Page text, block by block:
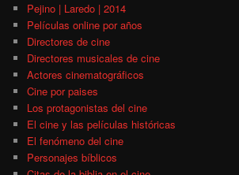
Pejino | Laredo | 2014
Películas online por años
Directores de cine
Directores musicales de cine
Actores cinematográficos
Cine por paises
Los protagonistas del cine
El cine y las películas históricas
El fenómeno del cine
Personajes bíblicos